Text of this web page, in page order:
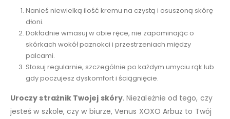
Nanieś niewielką ilość kremu na czystą i osuszoną skórę
dłoni.
Dokładnie wmasuj w obie ręce, nie zapominając o
skórkach wokół paznokci i przestrzeniach między
palcami.
Stosuj regularnie, szczególnie po każdym umyciu rąk lub
gdy poczujesz dyskomfort i ściągnięcie.
Uroczy strażnik Twojej skóry. Niezależnie od tego, czy
jesteś w szkole, czy w biurze, Venus XOXO Arbuz to Twój